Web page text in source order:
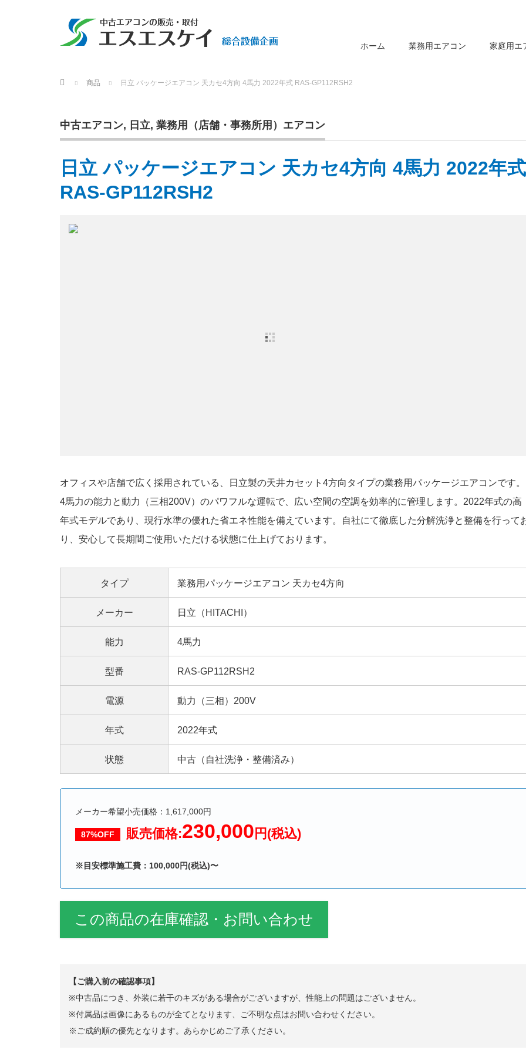
ホーム 業務用エアコン 家庭用エ
Home 商品 日立 パッケージエアコン 天カセ4方向 4馬力 2022年式 RAS-GP112RSH2
中古エアコン, 日立, 業務用（店舗・事務所用）エアコン
日立 パッケージエアコン 天カセ4方向 4馬力 2022年式
RAS-GP112RSH2
オフィスや店舗で広く採用されている、日立製の天井カセット4方向タイプの業務用パッケージエアコンです。
4馬力の能力と動力（三相200V）のパワフルな運転で、広い空間の空調を効率的に管理します。2022年式の高
年式モデルであり、現行水準の優れた省エネ性能を備えています。自社にて徹底した分解洗浄と整備を行って
り、安心して長期間ご使用いただける状態に仕上げております。
タイプ 業務用パッケージエアコン 天カセ4方向
メーカー 日立（HITACHI）
能力 4馬力
型番 RAS-GP112RSH2
電源 動力（三相）200V
年式 2022年式
状態 中古（自社洗浄・整備済み）
メーカー希望小売価格：1,617,000円
87%OFF 販売価格:230,000 円(税込)
※目安標準施工費：100,000円(税込)〜
この商品の在庫確認・お問い合わせ
【ご購入前の確認事項】
※中古品につき、外装に若干のキズがある場合がございますが、性能上の問題はございません。
※付属品は画像にあるものが全てとなります、ご不明な点はお問い合わせください。
※ご成約順の優先となります。あらかじめご了承ください。